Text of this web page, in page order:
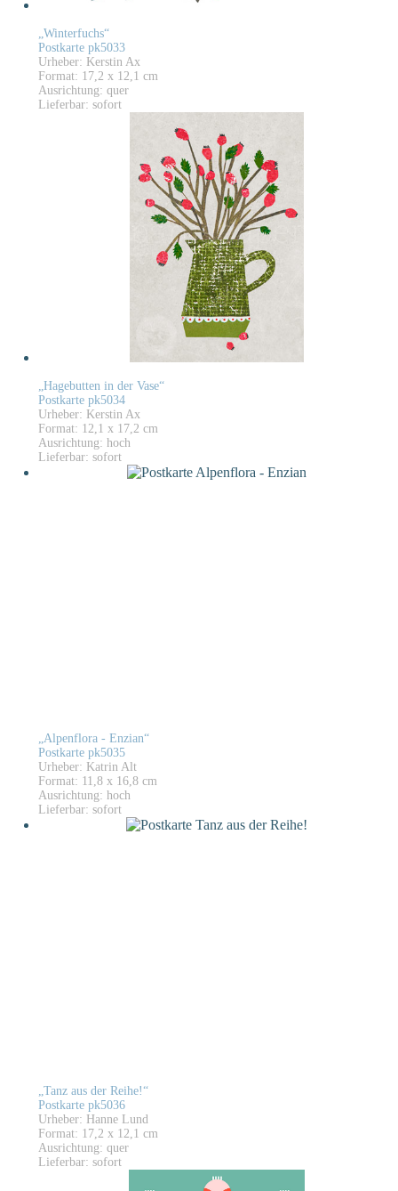
„Winterfuchs“
Postkarte pk5033
Urheber: Kerstin Ax
Format: 17,2 x 12,1 cm
Ausrichtung: quer
Lieferbar: sofort
„Hagebutten in der Vase“
Postkarte pk5034
Urheber: Kerstin Ax
Format: 12,1 x 17,2 cm
Ausrichtung: hoch
Lieferbar: sofort
„Alpenflora - Enzian“
Postkarte pk5035
Urheber: Katrin Alt
Format: 11,8 x 16,8 cm
Ausrichtung: hoch
Lieferbar: sofort
„Tanz aus der Reihe!“
Postkarte pk5036
Urheber: Hanne Lund
Format: 17,2 x 12,1 cm
Ausrichtung: quer
Lieferbar: sofort